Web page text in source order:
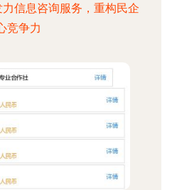
信息咨询服务，重构民企
竞争力